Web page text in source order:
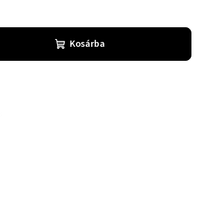
Kosárba